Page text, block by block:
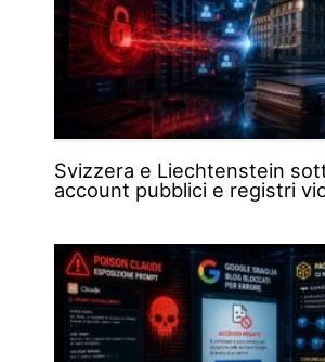
Svizzera e Liechtenstein
account pubblici e registri